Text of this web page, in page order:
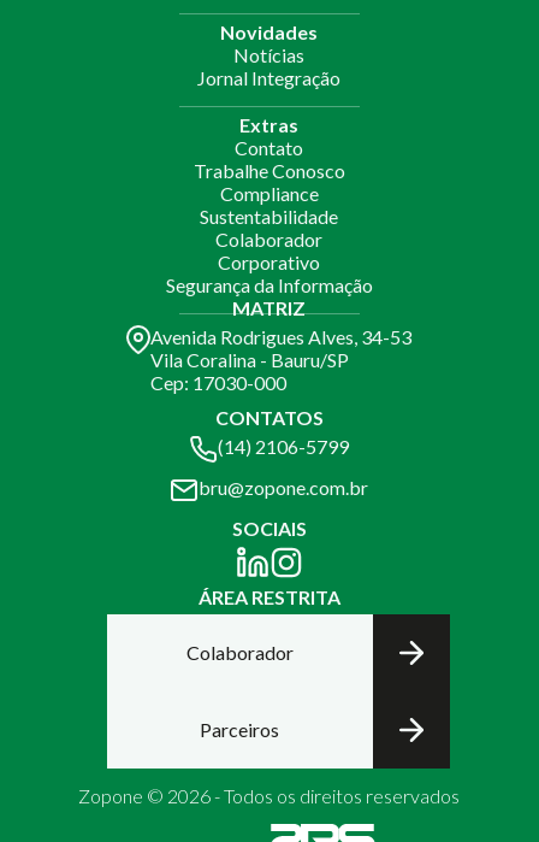
Novidades
Notícias
Jornal Integração
Extras
Contato
Trabalhe Conosco
Compliance
Sustentabilidade
Colaborador
Corporativo
Segurança da Informação
MATRIZ
Avenida Rodrigues Alves, 34-53
Vila Coralina - Bauru/SP
Cep: 17030-000
CONTATOS
(14) 2106-5799
bru@zopone.com.br
SOCIAIS
ÁREA RESTRITA
Colaborador
Parceiros
Zopone © 2026 - Todos os direitos reservados